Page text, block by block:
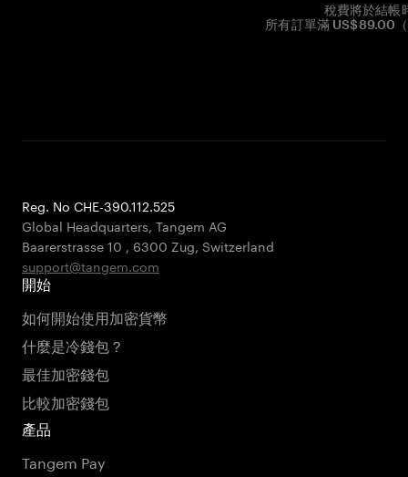
稅費將於結帳
所有訂單滿 US$89.00
Reg. No CHE-390.112.525
Global Headquarters, Tangem AG
Baarerstrasse 10 , 6300 Zug, Switzerland
support@tangem.com
開始
如何開始使用加密貨幣
什麼是冷錢包？
最佳加密錢包
比較加密錢包
產品
Tangem Pay